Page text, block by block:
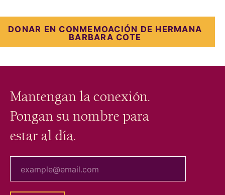
DONAR EN CONMEMOACIÓN DE HERMANA
BARBARA COTE
Mantengan la conexión.
Pongan su nombre para
estar al día.